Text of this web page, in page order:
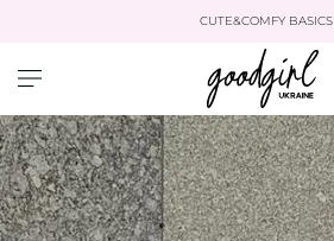
CUTE&COMFY BASICS